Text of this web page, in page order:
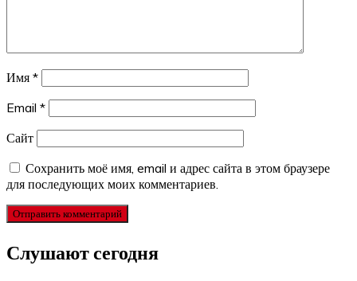
Имя *
Email *
Сайт
Сохранить моё имя, email и адрес сайта в этом браузере
для последующих моих комментариев.
Слушают сегодня